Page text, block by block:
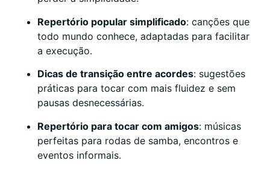
Repertório popular simplificado: canções que
todo mundo conhece, adaptadas para facilitar
a execução.
Dicas de transição entre acordes: sugestões
práticas para tocar com mais fluidez e sem
pausas desnecessárias.
Repertório para tocar com amigos: músicas
perfeitas para rodas de samba, encontros e
eventos informais.